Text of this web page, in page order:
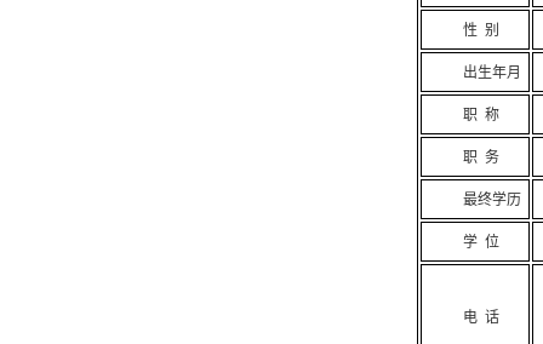
性 别
出生年月
职 称
职 务
最终学历
学 位
电 话